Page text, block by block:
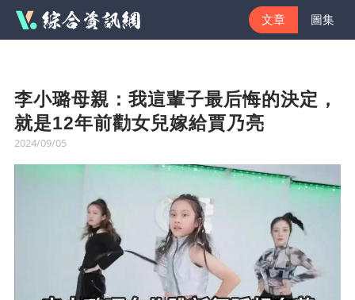
文章 圖集
李小璐母親：我這輩子最后悔的決定，
就是12年前勸女兒嫁給賈乃亮
2024/09/05